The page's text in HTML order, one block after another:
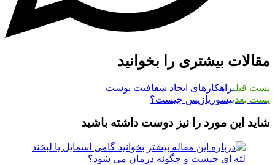
مقالات بیشتری را بخوانید
پست قبلیراهکارهای ایجاد شفافیت پوست
پست بعدیپسوریازیس چیست؟
شاید این مورد را نیز دوست داشته باشید